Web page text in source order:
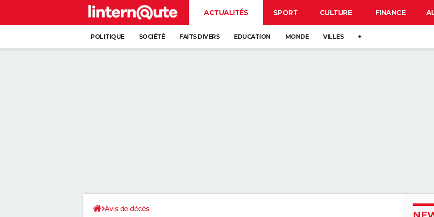
ACTUALITÉS SPORT CULTURE FINANCE
POLITIQUE SOCIÉTÉ FAITS DIVERS EDUCATION MONDE VILLES +
Avis de décès